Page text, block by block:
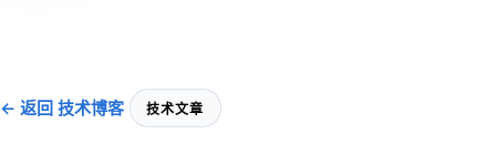
← 返回 技术博客 技术文章